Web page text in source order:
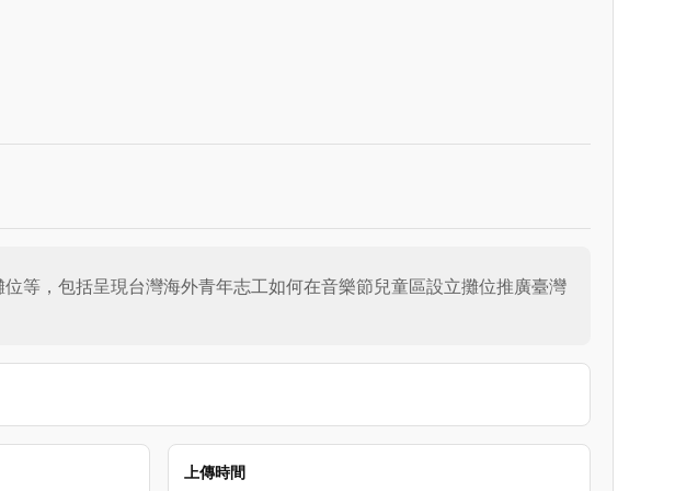
等，包括呈現台灣海外青年志工如何在音樂節兒童區設立攤位推廣臺灣
上傳時間